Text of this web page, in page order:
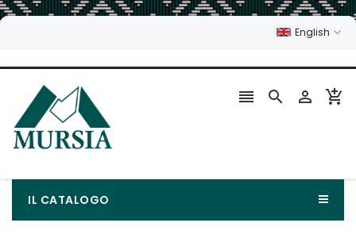
English
   
IL CATALOGO